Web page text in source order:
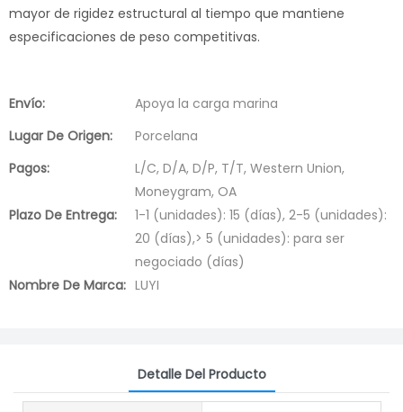
mayor de rigidez estructural al tiempo que mantiene
especificaciones de peso competitivas.
Envío:
Apoya la carga marina
Lugar De Origen:
Porcelana
Pagos:
L/C, D/A, D/P, T/T, Western Union,
Moneygram, OA
Plazo De Entrega:
1-1 (unidades): 15 (días), 2-5 (unidades):
20 (días),> 5 (unidades): para ser
negociado (días)
Nombre De Marca: LUYI
Detalle Del Producto